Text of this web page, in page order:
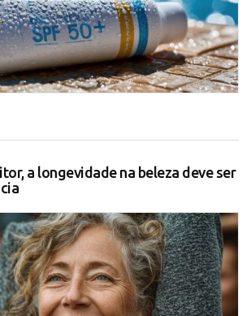
a longevidade na beleza deve ser